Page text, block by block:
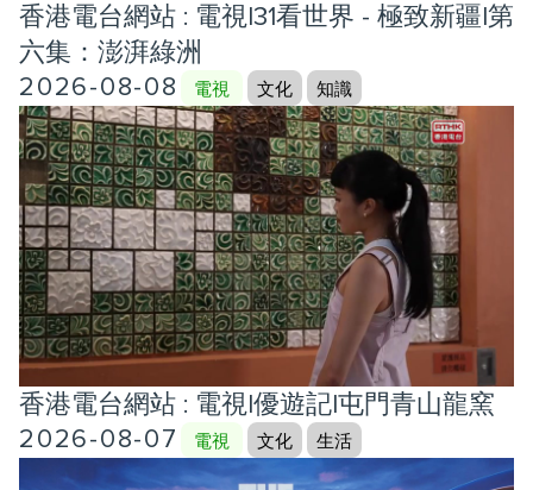
香港電台網站 : 電視|31看世界 - 極致新疆|第
六集：澎湃綠洲
2026-08-08
電視 文化 知識
香港電台網站 : 電視|優遊記|屯門青山龍窯
2026-08-07
電視 文化 生活